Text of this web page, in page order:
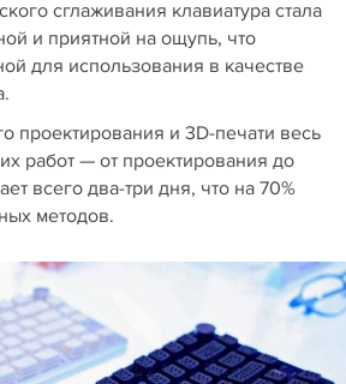
сглаживания клавиатура стала
и приятной на ощупь, что
для использования в качестве
проектирования и 3D-печати весь
работ — от проектирования до
всего два-три дня, что на 70%
методов.